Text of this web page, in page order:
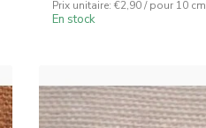
Prix unitaire: €2,90 / pour 10 cm
En stock